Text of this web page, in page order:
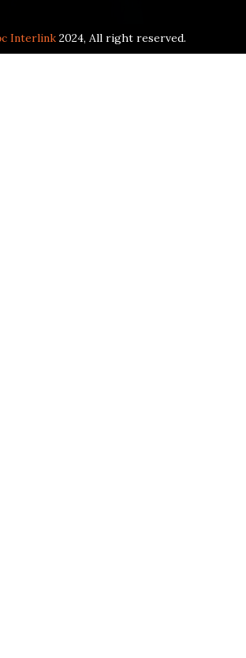
Interlink 2024, All right reserved.